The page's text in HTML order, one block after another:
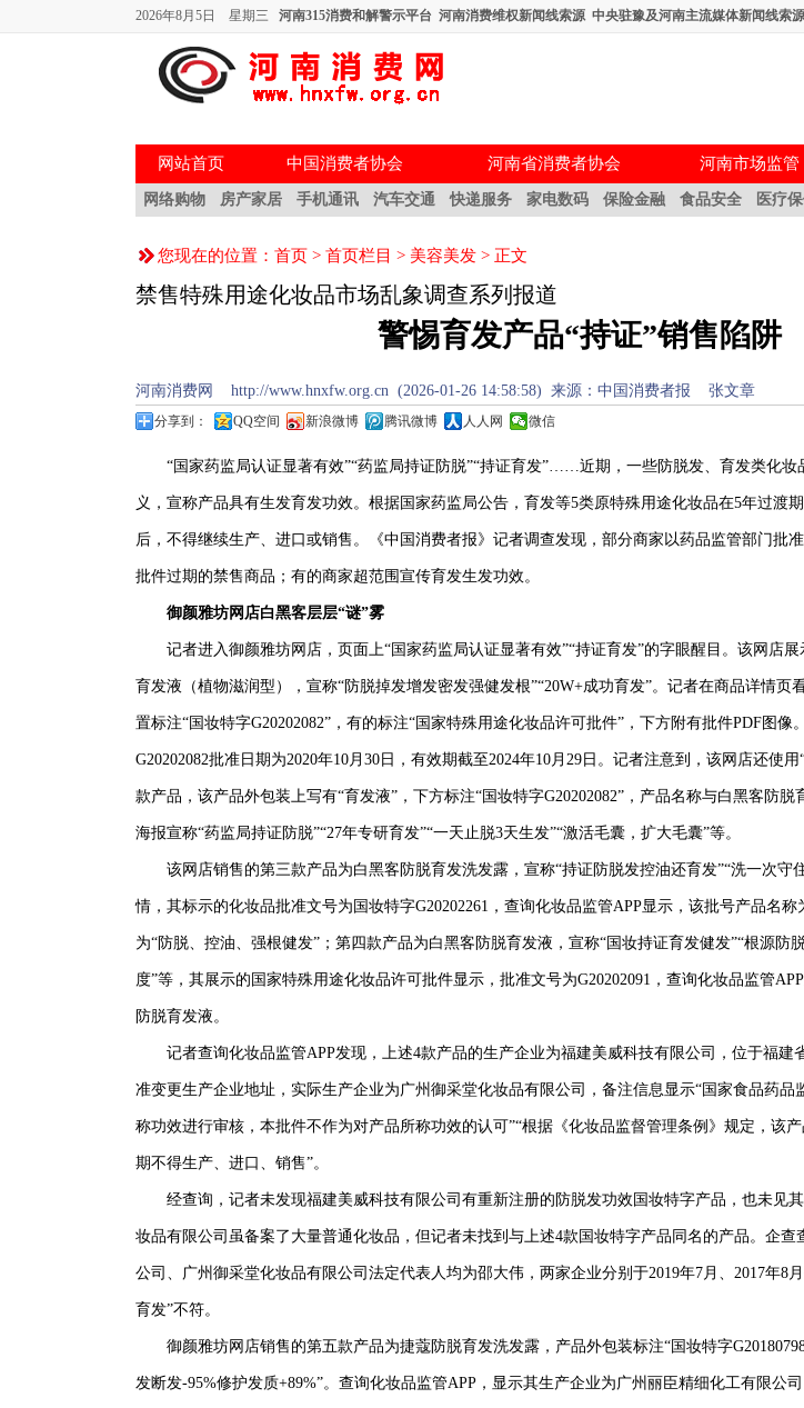
2026年8月5日 星期三 河南315消费和解警示平台 河南消费维权新闻线索源 中央驻豫及河南主流媒体新闻线索源
网站首页 中国消费者协会 河南省消费者协会 河南市场监管
网络购物 房产家居 手机通讯 汽车交通 快递服务 家电数码 保险金融 食品安全 医疗
您现在的位置： 首页 > 首页栏目 > 美容美发 > 正文
禁售特殊用途化妆品市场乱象调查系列报道
警惕育发产品“持证”销售陷阱
河南消费网 http://www.hnxfw.org.cn (2026-01-26 14:58:58) 来源： 中国消费者报 张文章
分享到： QQ空间 新浪微博 腾讯微博 人人网 微信
“国家药监局认证显著有效”“药监局持证防脱”“持证育发”……近期，一些防脱发、育发类化妆
义，宣称产品具有生发育发功效。根据国家药监局公告，育发等5类原特殊用途化妆品在5年过渡
后，不得继续生产、进口或销售。《中国消费者报》记者调查发现，部分商家以药品监管部门批
批件过期的禁售商品；有的商家超范围宣传育发生发功效。
御颜雅坊网店白黑客层层“谜”雾
记者进入御颜雅坊网店，页面上“国家药监局认证显著有效”“持证育发”的字眼醒目。该网店展
育发液（植物滋润型），宣称“防脱掉发增发密发强健发根”“20W+成功育发”。记者在商品详情页
置标注“国妆特字G20202082”，有的标注“国家特殊用途化妆品许可批件”，下方附有批件PDF图
G20202082批准日期为2020年10月30日，有效期截至2024年10月29日。记者注意到，该网店还使用
款产品，该产品外包装上写有“育发液”，下方标注“国妆特字G20202082”，产品名称与白黑客防
海报宣称“药监局持证防脱”“27年专研育发”“一天止脱3天生发”“激活毛囊，扩大毛囊”等。
该网店销售的第三款产品为白黑客防脱育发洗发露，宣称“持证防脱发控油还育发”“洗一次守
情，其标示的化妆品批准文号为国妆特字G20202261，查询化妆品监管APP显示，该批号产品名
为“防脱、控油、强根健发”；第四款产品为白黑客防脱育发液，宣称“国妆持证育发健发”“根源防
度”等，其展示的国家特殊用途化妆品许可批件显示，批准文号为G20202091，查询化妆品监管
防脱育发液。
记者查询化妆品监管APP发现，上述4款产品的生产企业为福建美威科技有限公司，位于福建
准变更生产企业地址，实际生产企业为广州御采堂化妆品有限公司，备注信息显示“国家食品药品
称功效进行审核，本批件不作为对产品所称功效的认可”“根据《化妆品监督管理条例》规定，该
期不得生产、进口、销售”。
经查询，记者未发现福建美威科技有限公司有重新注册的防脱发功效国妆特字产品，也未见
妆品有限公司虽备案了大量普通化妆品，但记者未找到与上述4款国妆特字产品同名的产品。企查
公司、广州御采堂化妆品有限公司法定代表人均为邵大伟，两家企业分别于2019年7月、2017年8
育发”不符。
御颜雅坊网店销售的第五款产品为捷蔻防脱育发洗发露，产品外包装标注“国妆特字
发断发-95%修护发质+89%”。查询化妆品监管APP，显示其生产企业为广州丽臣精细化工有限公